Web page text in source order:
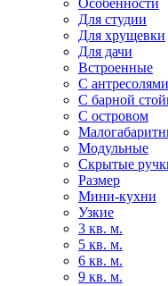
Особенности
Для студии
Для хрущевки
Для дачи
Встроенные
С антресолями
С барной
С островом
Модульные
Скрытые
Размер
Мини-кухни
Узкие
3 кв. м.
5 кв. м.
6 кв. м.
9 кв. м.